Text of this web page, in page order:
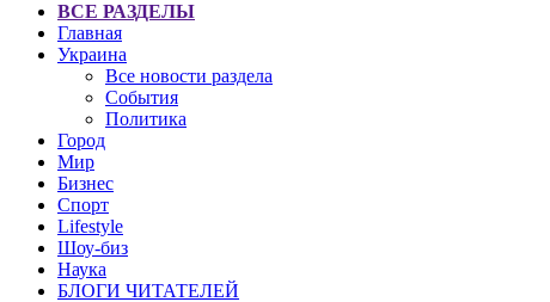
ВСЕ РАЗДЕЛЫ
Главная
Украина
Все новости раздела
События
Политика
Город
Мир
Бизнес
Спорт
Lifestyle
Шоу-биз
Наука
БЛОГИ ЧИТАТЕЛЕЙ